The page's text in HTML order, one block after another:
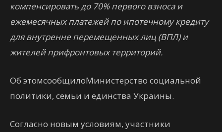
компенсировать до 70% первого взноса и
ежемесячных платежей по ипотечному кредиту
для внутренне перемещенных лиц (ВПЛ) и
жителей прифронтовых территорий.
Об этомсообщилоМинистерство социальной
политики, семьи и единства Украины.
Согласно новым условиям, участники